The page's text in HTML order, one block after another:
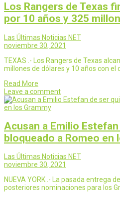
Los Rangers de Texas
por 10 años y 325
Las Últimas Noticias NET
noviembre 30, 2021
TEXAS .- Los Rangers de Texas
millones de dólares y 10 años con el
Read More
Leave a comment
Acusan a Emilio
bloqueado a Romeo en
Las Últimas Noticias NET
noviembre 30, 2021
NUEVA YORK .- La pasada entrega
posteriores nominaciones para los